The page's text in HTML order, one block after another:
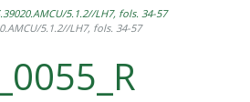
5.1.2//LH7, fols. 34-57
5.1.2//LH7, fols. 34-57